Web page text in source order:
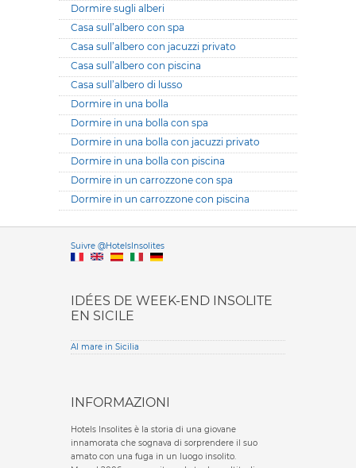
Dormire sugli alberi
Casa sull’albero con spa
Casa sull’albero con jacuzzi privato
Casa sull’albero con piscina
Casa sull’albero di lusso
Dormire in una bolla
Dormire in una bolla con spa
Dormire in una bolla con jacuzzi privato
Dormire in una bolla con piscina
Dormire in un carrozzone con spa
Dormire in un carrozzone con piscina
Suivre @HotelsInsolitesVersione
IDÉES DE WEEK-END INSOLITE
EN SICILE
Al mare in Sicilia
INFORMAZIONI
Hotels Insolites è la storia di una giovane
innamorata che sognava di sorprendere il suo
amato con una fuga in un luogo insolito.